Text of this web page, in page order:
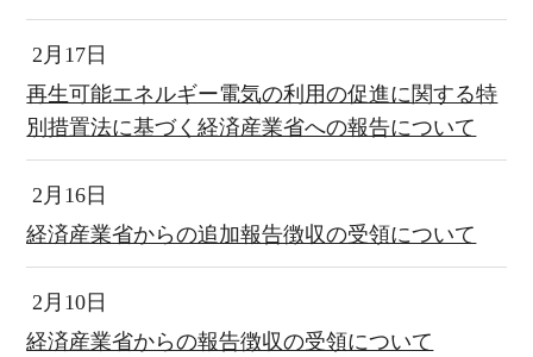
2月17日
再生可能エネルギー電気の利用の促進に関する特
別措置法に基づく経済産業省への報告について
2月16日
経済産業省からの追加報告徴収の受領について
2月10日
経済産業省からの報告徴収の受領について